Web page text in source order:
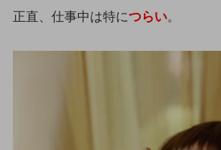
正直、仕事中は特につらい。